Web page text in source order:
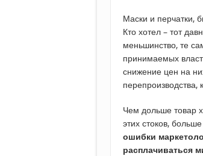
Маски и перчатки,
Кто хотел – тот
меньшинство, те
принимаемых
снижение цен на
Чем дольше товар
этих стоков,
ошибки
расплачиваться